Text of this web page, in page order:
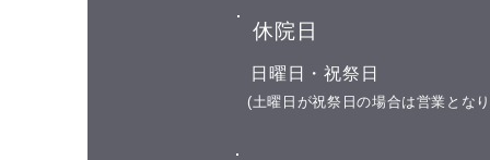
8月9日(日)←今日はここです お休
み 8月10日(月) 午前の部 11:00 午
後の部 16:00 17:00 18:00 19:00 8
月11日(火) 山の日の祝日 お休み
​休院日
​日曜日・祝祭日
​(土曜日が祝祭日の場合は営業とな